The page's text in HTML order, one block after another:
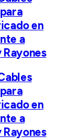
en
a
en
a